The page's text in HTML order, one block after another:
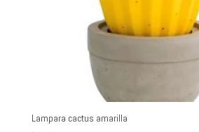
Lampara cactus amarilla